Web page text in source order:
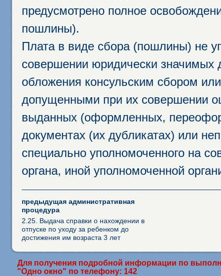
предусмотрено полное
пошлины).
Плата в виде сбора (пошлины) не
совершении юридически
обложения консульским сбором
допущенными при их совершении
выданных (оформленных,
документах (их дубликатах) или
специально уполномоченного на
органа, иной уполномоченной
предыдущая административная
процедура
2.25. Выдача справки о нахождении в
отпуске по уходу за ребенком до
достижения им возраста 3 лет
Для получения подробной информации по
"Одно окно" по телефону: 142